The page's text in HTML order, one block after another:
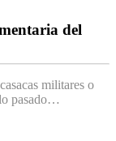
del
militares o
pasado…